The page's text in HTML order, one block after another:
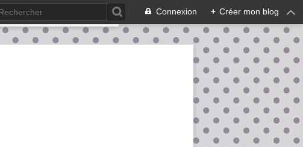
Connexion + Créer mon blog